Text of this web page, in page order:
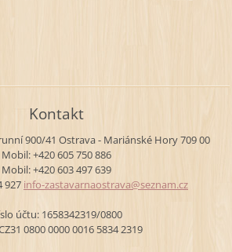
Kontakt
900/41 Ostrava - Mariánské Hory709 00
Mobil: +420 605 750 886
Mobil: +420 603 497 639
927 info-zastavarnaostrava@seznam.cz
účtu: 1658342319/0800
0800 0000 0016 5834 2319